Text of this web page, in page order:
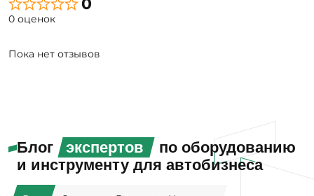
0 оценок
Пока нет отзывов
Блог экспертов
по оборудованию
и инструменту для автобизнеса